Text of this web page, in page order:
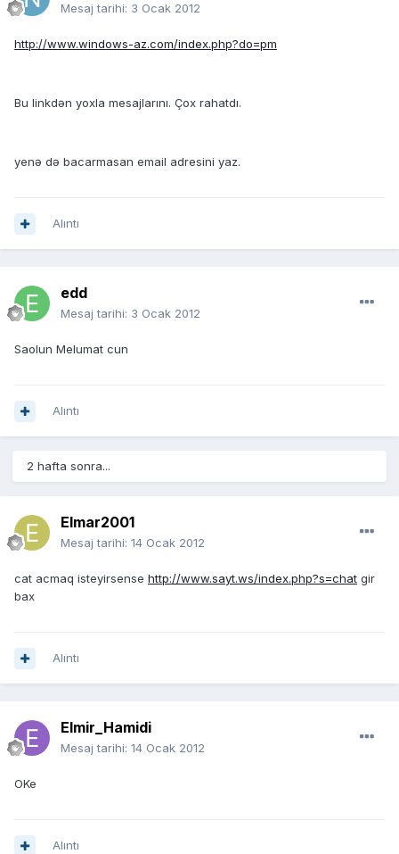
Mesaj tarihi: 3 Ocak 2012
http://www.windows-az.com/index.php?do=pm
Bu linkdən yoxla mesajlarını. Çox rahatdı.
yenə də bacarmasan email adresini yaz.
Alıntı
edd
Mesaj tarihi: 3 Ocak 2012
Saolun Melumat cun
Alıntı
2 hafta sonra...
Elmar2001
Mesaj tarihi: 14 Ocak 2012
cat acmaq isteyirsense http://www.sayt.ws/index.php?s=chat gir
bax
Alıntı
Elmir_Hamidi
Mesaj tarihi: 14 Ocak 2012
OKe
Alıntı